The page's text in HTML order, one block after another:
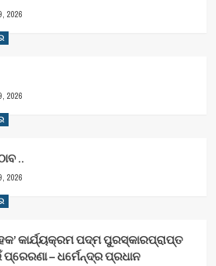
2026
2026
..
2026
କାର୍ଯ୍ୟକ୍ରମ ପଦ୍ମ ପୁରସ୍କାରପ୍ରାପ୍ତ
– ଧର୍ମେନ୍ଦ୍ର ପ୍ରଧାନ